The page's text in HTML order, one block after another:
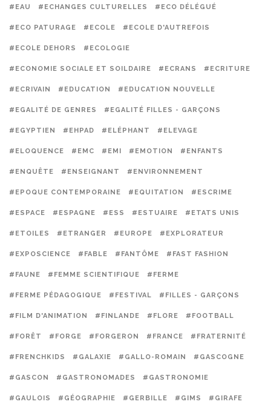
#EAU #ECHANGES CULTURELLES #ECO DÉLÉGUÉ
#ECO PATURAGE #ECOLE #ECOLE D'AUTREFOIS
#ECOLE DEHORS #ECOLOGIE
#ECONOMIE SOCIALE ET SOILDAIRE #ECRANS #ECRITURE
#ECRIVAIN #EDUCATION #EDUCATION NOUVELLE
#EGALITÉ DE GENRES #EGALITÉ FILLES - GARÇONS
#EGYPTIEN #EHPAD #ELÉPHANT #ELEVAGE
#ELOQUENCE #EMC #EMI #EMOTION #ENFANTS
#ENQUÊTE #ENSEIGNANT #ENVIRONNEMENT
#EPOQUE CONTEMPORAINE #EQUITATION #ESCRIME
#ESPACE #ESPAGNE #ESS #ESTUAIRE #ETATS UNIS
#ETOILES #ETRANGER #EUROPE #EXPLORATEUR
#EXPOSCIENCE #FABLE #FANTÔME #FAST FASHION
#FAUNE #FEMME SCIENTIFIQUE #FERME
#FERME PÉDAGOGIQUE #FESTIVAL #FILLES - GARÇONS
#FILM D'ANIMATION #FINLANDE #FLORE #FOOTBALL
#FORÊT #FORGE #FORGERON #FRANCE #FRATERNITÉ
#FRENCHKIDS #GALAXIE #GALLO-ROMAIN #GASCOGNE
#GASCON #GASTRONOMADES #GASTRONOMIE
#GAULOIS #GÉOGRAPHIE #GERBILLE #GIMS #GIRAFE